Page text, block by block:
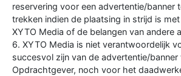
reservering voor een advertentie/banner
trekken indien de plaatsing in strijd is
XYTO Media of de belangen van andere
6. XYTO Media is niet verantwoordelijk
succesvol zijn van de advertentie/banner
Opdrachtgever, noch voor het